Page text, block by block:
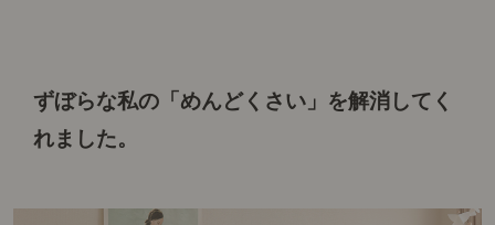
ずぼらな私の「めんどくさい」を解消してく
れました。